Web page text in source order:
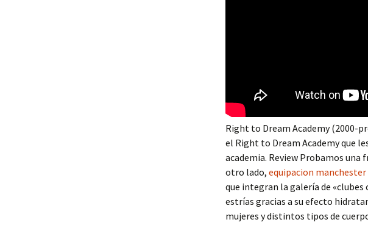
Right to Dream Academy (2000-
el Right to Dream Academy que
academia. Review Probamos una
otro lado, equipacion
que integran la galería de «clubes
estrías gracias a su efecto
mujeres y distintos tipos de